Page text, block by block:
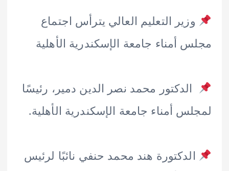
التعليم العالي يترأس اجتماع
أمناء جامعة الإسكندرية الأهلية
محمد نصر الدين دمير، رئيسًا
أمناء جامعة الإسكندرية الأهلية.
هند محمد حنفي نائبًا لرئيس